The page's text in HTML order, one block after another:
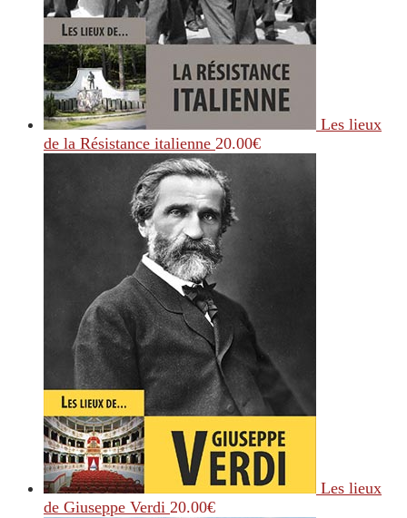
Les lieux
de la Résistance italienne 20.00€
Les lieux
de Giuseppe Verdi 20.00€